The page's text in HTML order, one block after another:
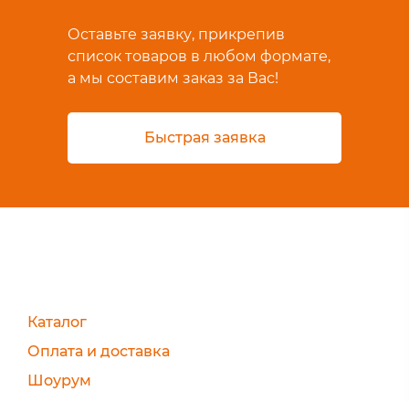
Оставьте заявку, прикрепив
список товаров в любом формате,
а мы составим заказ за Вас!
Быстрая заявка
Каталог
Оплата и доставка
Шоурум